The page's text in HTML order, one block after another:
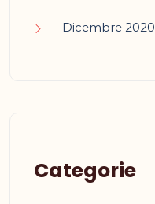
Dicembre 2020
Categorie